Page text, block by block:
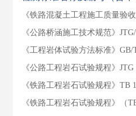
《铁路混凝土工程施工质量验
《公路桥涵施工技术规范》
《工程岩体试验方法标
《公路工程岩石试验规程》
《铁路工程岩石试验规程》TB
《铁路工程岩石试验规程》（